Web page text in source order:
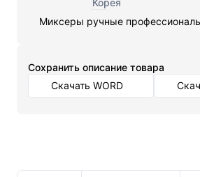
Миксеры ручные
Cохранить описание товара
Скачать WORD